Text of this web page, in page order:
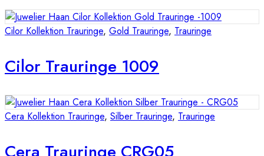
Cilor Kollektion Trauringe, Gold Trauringe, Trauringe
Cilor Trauringe 1009
Cera Kollektion Trauringe, Silber Trauringe, Trauringe